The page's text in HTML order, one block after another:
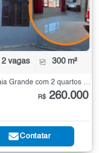
2 vagas 300 m²
Casa Térrea à Venda no Jardim Praia Grande com 2 quartos - 300 m²
R$ 260.000
Contatar